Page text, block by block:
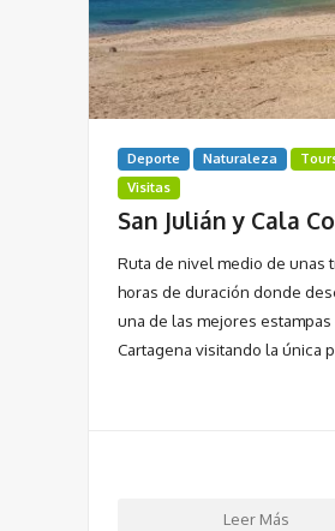
Deporte Naturaleza
Visitas
San Julián y Cala
Ruta de nivel medio de unas
horas de duración donde
una de las mejores estampas
Cartagena visitando la única
Leer Más